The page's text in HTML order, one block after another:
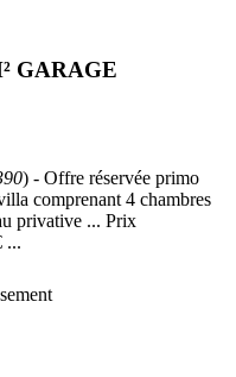
GARAGE
) - Offre réservée primo
comprenant 4 chambres
privative ... Prix
...